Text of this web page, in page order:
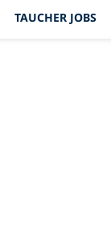
TAUCHER JOBS